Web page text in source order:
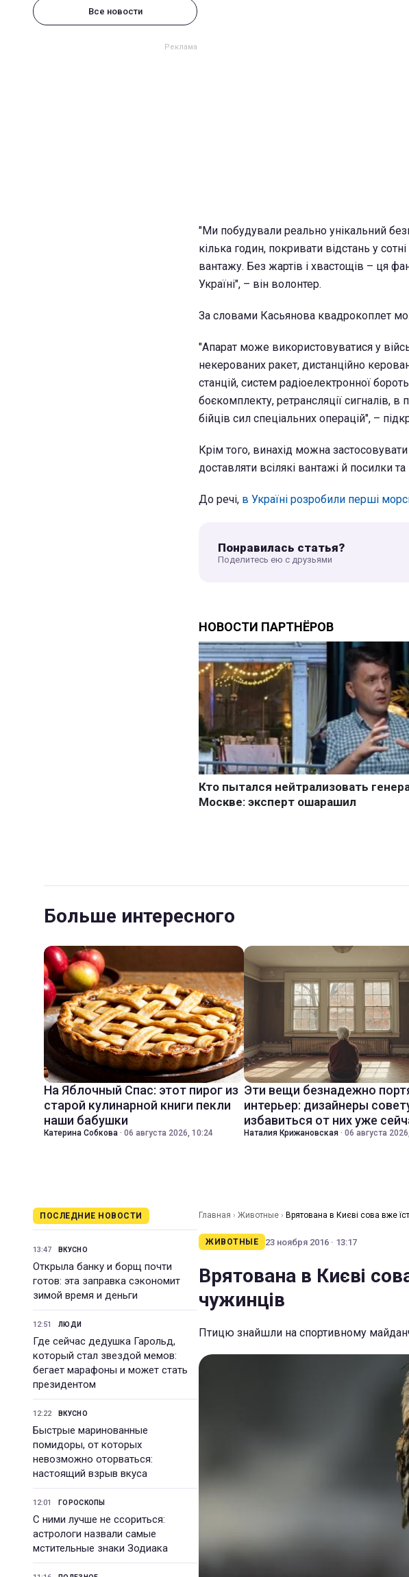
Все новости
"Ми побудували реально унікальний
кілька годин, покривати відстань у
вантажу. Без жартів і хвастощів – ця
Україні", – він волонтер.
За словами Касьянова квадрокоплет
"Апарат може використовуватися у
некерованих ракет, дистанційно
станцій, систем радіоелектронної
боєкомплекту, ретрансляції сигналів,
бійців сил спеціальних операцій", –
Крім того, винахід можна
доставляти всілякі вантажі й посилки та
До речі, в Україні розробили перші
Понравилась статья?
Поделитесь ею с друзьями
Больше интересного
На Яблочный Спас: этот пирог из
старой кулинарной книги пекли
наши бабушки
Катерина Собкова · 06 августа 2026, 10:24
Эти вещи безнадежно
интерьер: дизайнеры
избавиться от них уже
Наталия Крижановская · 06 августа
ПОСЛЕДНИЕ НОВОСТИ
13:47 ВКУСНО
Открыла банку и борщ почти
готов: эта заправка сэкономит
зимой время и деньги
12:51 ЛЮДИ
Где сейчас дедушка Гарольд,
который стал звездой мемов:
бегает марафоны и может стать
президентом
12:22 ВКУСНО
Быстрые маринованные
помидоры, от которых
невозможно оторваться:
настоящий взрыв вкуса
12:01 ГОРОСКОПЫ
С ними лучше не ссориться:
астрологи назвали самые
мстительные знаки Зодиака
Главная › Животные › Врятована в Києві сова вже
ЖИВОТНЫЕ 23 ноября 2016 · 13:17
Врятована в Києві
чужинців
Птицю знайшли на спортивному